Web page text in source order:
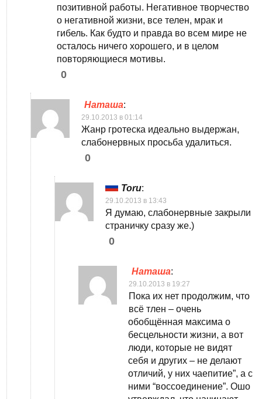
позитивной работы. Негативное творчество
о негативной жизни, все телен, мрак и
гибель. Как будто и правда во всем мире не
осталось ничего хорошего, и в целом
повторяющиеся мотивы.
0
Наташа:
29.10.2013 в 01:14
Жанр гротеска идеально выдержан,
слабонервных просьба удалиться.
0
Toru:
29.10.2013 в 13:43
Я думаю, слабонервные закрыли
страничку сразу же.)
0
Наташа:
29.10.2013 в 19:27
Пока их нет продолжим, что
всё тлен – очень
обобщённая максима о
бесцельности жизни, а вот
люди, которые не видят
себя и других – не делают
отличий, у них чаепитие”, а с
ними “воссоединение”. Ошо